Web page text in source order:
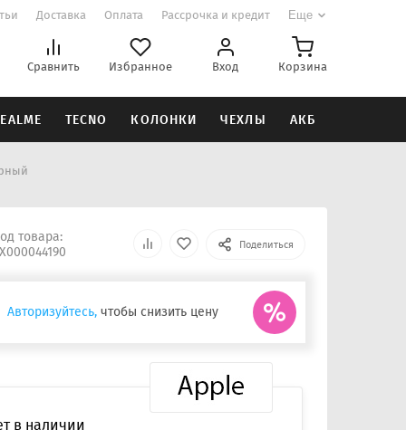
Доставка Оплата Рассрочка и кредит Еще
Сравнить Избранное Вход Корзина
TECNO КОЛОНКИ ЧЕХЛЫ АКБ
товара:
Поделиться
Авторизуйтесь, чтобы снизить цену
в наличии